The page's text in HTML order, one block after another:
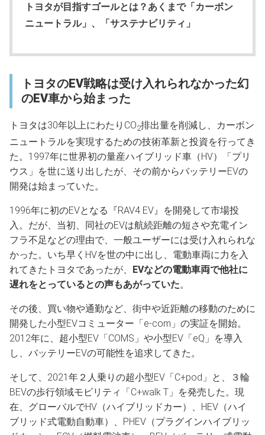
トヨタが目指すゴールとは？あくまで「カーボン
ニュートラル」、「サステナビリティ」
トヨタのEV戦略は受け入れられなかった幻
のEV車から始まった
トヨタは30年以上にわたりCO2排出量を削減し、カーボン
ニュートラルを実現するための技術革新と投資を行ってき
た。1997年に世界初の量産ハイブリッド車（HV）「プリ
ウス」を世に送り出したが、その前からバッテリーEVの
開発は始まっていた。
1996年に初のEVとなる『RAV4 EV』を開発して市場投
入。だが、当初、同社のEVは航続距離の短さや充電イン
フラ不足などの理由で、一般ユーザーには受け入れられな
かった。いち早くHVを世の中に出し、電動車両に力を入
れてきたトヨタであったが、 EVなどの電動車両で他社に
遅れをとっているとの声もあがっていた。
その後、買い物や通勤など、街中や近距離の移動のために
開発した小型EVコミューター「e-com」の実証を開始。
2012年に、超小型EV「COMS」や小型EV「eQ」を導入
し、バッテリーEVの可能性を追求してきた。
そして、2021年２人乗りの超小型EV「C+pod」と、３輪
BEVの歩行領域モビリティ「C+walk T」を発売した。現
在、グローバルでHV（ハイブリッドカー）、HEV（ハイ
ブリッド式電動自動車）、PHEV（プラグインハイブリッ